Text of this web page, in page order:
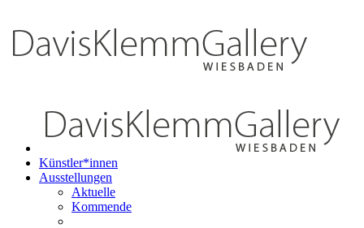
Künstler*innen
Ausstellungen
Aktuelle
Kommende